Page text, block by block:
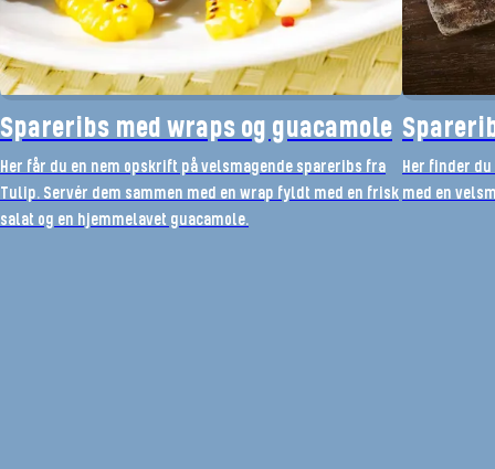
Spareribs med wraps og guacamole
Her får du en nem opskrift på velsmagende spareribs fra
Tulip. Servér dem sammen med en wrap fyldt med en frisk
salat og en hjemmelavet guacamole.
Her finder
med en